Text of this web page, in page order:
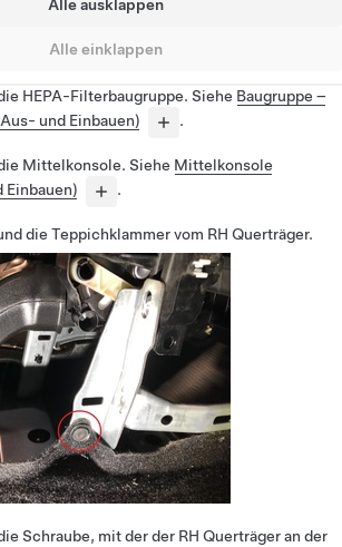
Alle ausklappen
Alle einklappen
HEPA-Filterbaugruppe. Siehe Baugruppe –
und Einbauen)
.
Mittelkonsole. Siehe Mittelkonsole
Einbauen)
.
die Teppichklammer vom RH Querträger.
Schraube, mit der der RH Querträger an der